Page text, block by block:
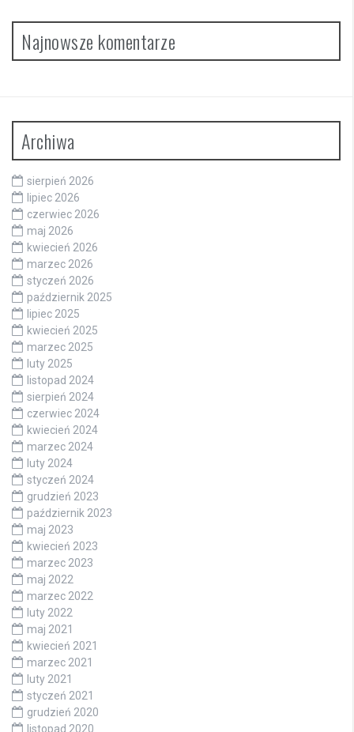
Najnowsze komentarze
Archiwa
sierpień 2026
lipiec 2026
czerwiec 2026
maj 2026
kwiecień 2026
marzec 2026
styczeń 2026
październik 2025
lipiec 2025
kwiecień 2025
marzec 2025
luty 2025
listopad 2024
sierpień 2024
czerwiec 2024
kwiecień 2024
marzec 2024
luty 2024
styczeń 2024
grudzień 2023
październik 2023
maj 2023
kwiecień 2023
marzec 2023
maj 2022
marzec 2022
luty 2022
maj 2021
kwiecień 2021
marzec 2021
luty 2021
styczeń 2021
grudzień 2020
listopad 2020